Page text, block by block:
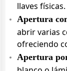
llaves físicas.
Apertura
abrir varias
ofreciendo
Apertura